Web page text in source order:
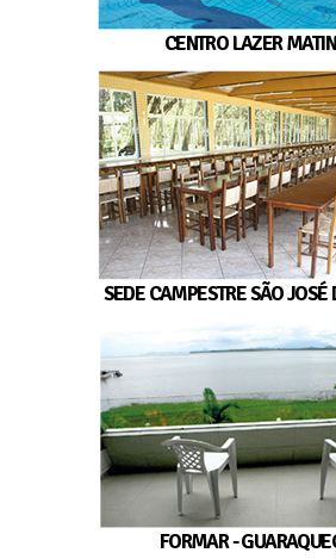
CENTRO LAZER
SEDE CAMPESTRE SÃO JOSÉ
FORMAR -